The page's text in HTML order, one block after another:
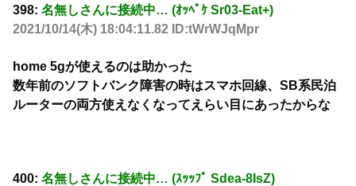
398: 名無しさんに接続中… (ｵｯﾍﾟｹ Sr03-Eat+)
2021/10/14(木) 18:04:11.82 ID:tWrWJqMpr
home 5gが使えるのは助かった
数年前のソフトバンク障害の時はスマホ回線、SB系民泊
ルーターの両方使えなくなってえらい目にあったからな
400: 名無しさんに接続中… (ｽｯｯﾌﾟ Sdea-8IsZ)